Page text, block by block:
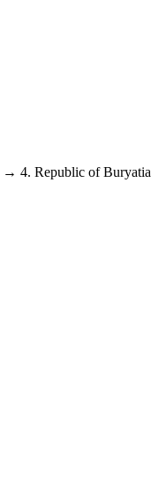
→ 4. Republic of Buryatia